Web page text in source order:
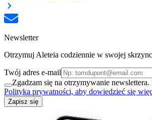
Newsletter
Otrzymuj Aleteia codziennie w swojej
Twój adres e-mail
Zgadzam się na otrzymywanie newslettera.
Polityka prywatności, aby dowiedzieć się
Zapisz się